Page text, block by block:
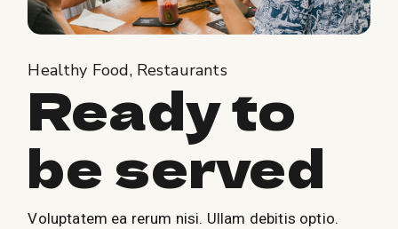
Healthy Food Restaurants
Ready to
be served
Voluptatem ea rerum nisi. Ullam debitis optio.